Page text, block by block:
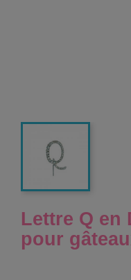
Lettre Q en
pour